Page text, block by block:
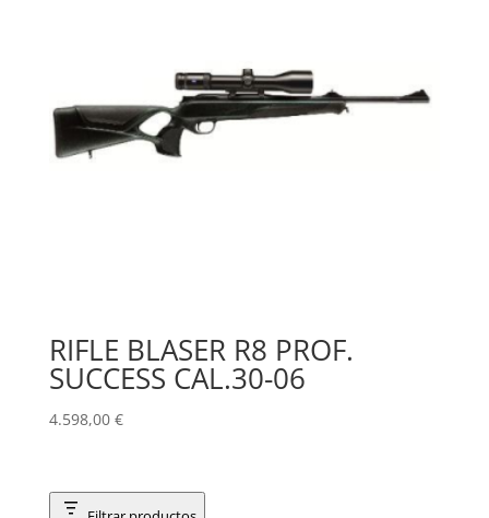
RIFLE BLASER R8 PROF.
SUCCESS CAL.30-06
4.598,00 €